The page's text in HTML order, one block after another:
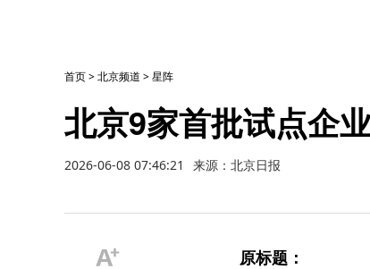
首页>北京频道 >星阵
北京9家首批试点企
2026-06-08 07:46:21 来源：北京日报
原标题：